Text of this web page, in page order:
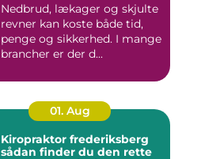
Nedbrud, lækager og skjulte
revner kan koste både tid,
penge og sikkerhed. I mange
brancher er der d...
01. Aug
Kiropraktor frederiksberg
sådan finder du den rette